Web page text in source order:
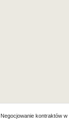
Negocjowanie kontraktów